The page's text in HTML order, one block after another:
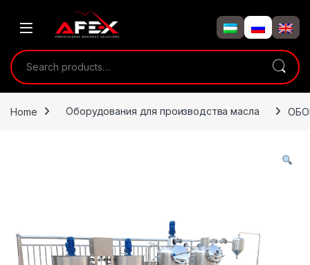
Search for:
Home Оборудования для производства масла